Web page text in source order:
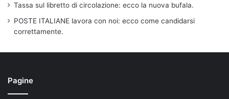
Tassa sul libretto di circolazione: ecco la nuova bufala.
POSTE ITALIANE lavora con noi: ecco come candidarsi
correttamente.
Pagine